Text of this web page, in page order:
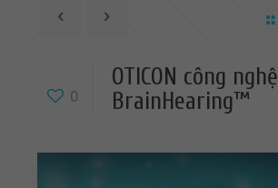
0
OTICON công nghệ
BrainHearing™